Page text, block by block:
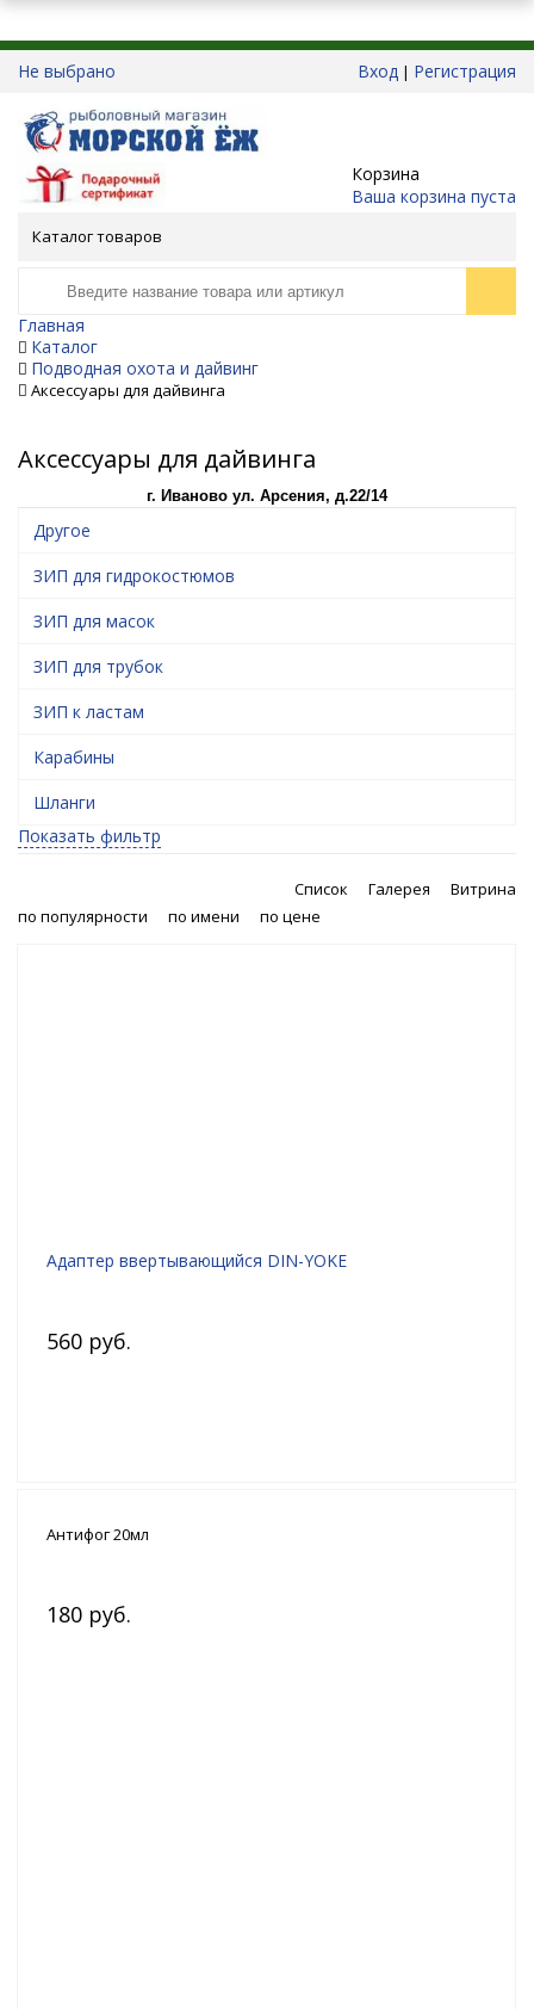
Не выбрано Вход | Регистрация
Корзина
Ваша корзина пуста
Каталог товаров
Главная
Каталог
Подводная охота и дайвинг
Аксессуары для дайвинга
Аксессуары для дайвинга
г. Иваново ул. Арсения, д.22/14
Другое
ЗИП для гидрокостюмов
ЗИП для масок
ЗИП для трубок
ЗИП к ластам
Карабины
Шланги
Показать фильтр
Список Галерея
Витрина
по популярности
по имени по цене
Адаптер ввертывающийся DIN-YOKE
560 руб.
Антифог 20мл
180 руб.